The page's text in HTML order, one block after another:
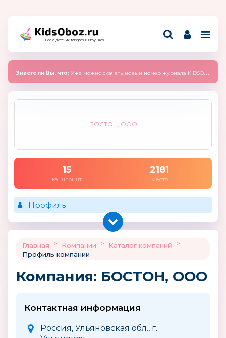
Всё о детских товарах и игрушках
Знаете ли Вы, что: Уже можно скачать новый номер журнала KIDSOBOZ 2025 (сентябрь)
БОСТОН, ООО
15
канцпоинт
2181
место
Профиль
Главная > Компании > Каталог компаний
>
Профиль компании
Компания: БОСТОН, ООО
Контактная информация
Россия, Ульяновская обл., г.